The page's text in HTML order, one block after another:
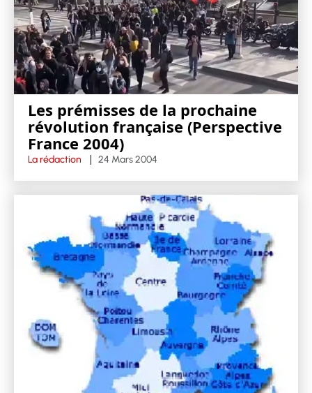
Les prémisses de la prochaine
révolution française (Perspective
France 2004)
La rédaction 24 Mars 2004